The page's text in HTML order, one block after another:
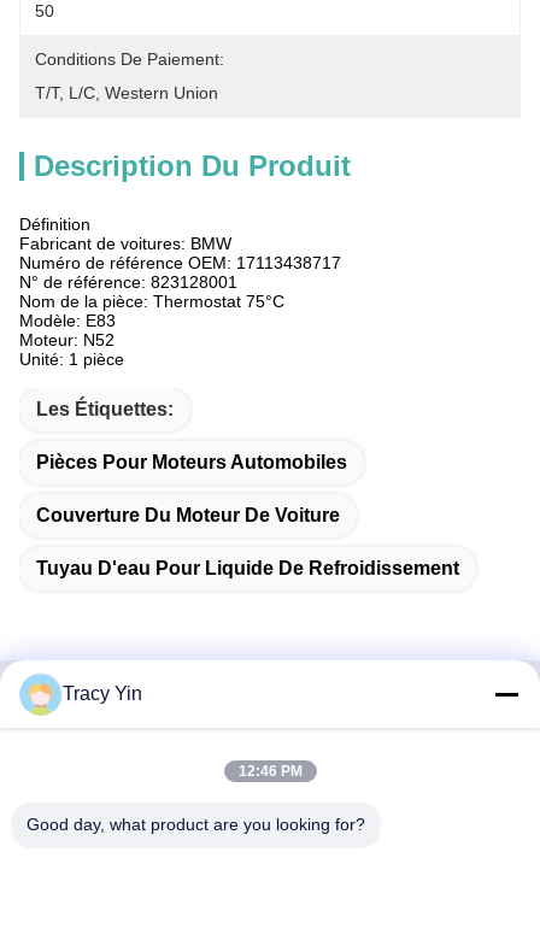
50
Conditions De Paiement:
T/T, L/C, Western Union
Description Du Produit
Définition
Fabricant de voitures: BMW
Numéro de référence OEM: 17113438717
N° de référence: 823128001
Nom de la pièce: Thermostat 75°C
Modèle: E83
Moteur: N52
Unité: 1 pièce
Les Étiquettes:
Pièces Pour Moteurs Automobiles
Couverture Du Moteur De Voiture
Tuyau D'eau Pour Liquide De Refroidissement
Contactez rapidement
Ouest, quartier central des affaires de Wuhan, ville de
Tracy Yin
12:46 PM
Good day, what product are you looking for?